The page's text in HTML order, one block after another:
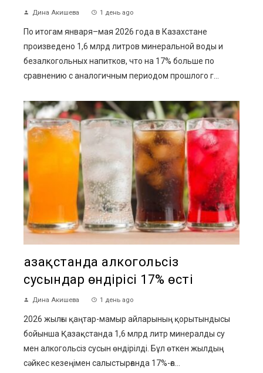
Дина Акишева 1 день ago
По итогам января–мая 2026 года в Казахстане
произведено 1,6 млрд литров минеральной воды и
безалкогольных напитков, что на 17% больше по
сравнению с аналогичным периодом прошлого г...
Қазақстанда алкогольсіз
сусындар өндірісі 17% өсті
Дина Акишева 1 день ago
2026 жылғы қаңтар-мамыр айларының қорытындысы
бойынша Қазақстанда 1,6 млрд литр минералды су
мен алкогольсіз сусын өндірілді. Бұл өткен жылдың
сәйкес кезеңімен салыстырғанда 17%-ға...